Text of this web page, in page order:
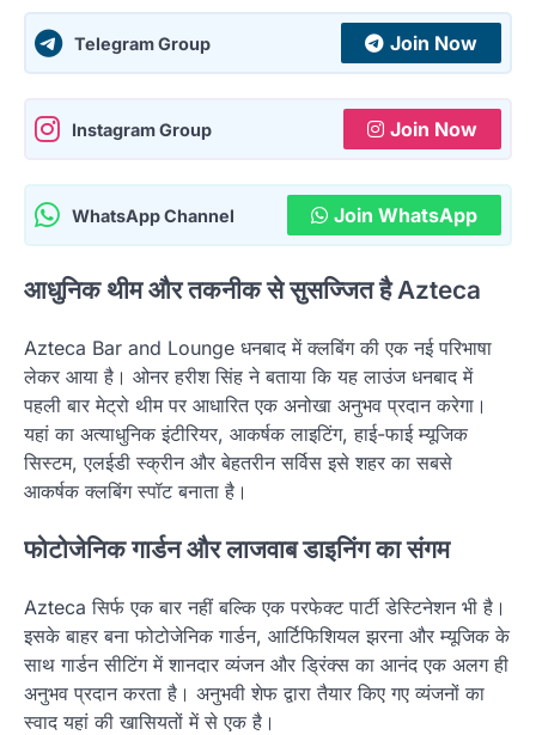
Telegram Group Join Now
Instagram Group Join Now
WhatsApp Channel Join WhatsApp
आधुनिक थीम और तकनीक से सुसज्जित है Azteca
Azteca Bar and Lounge धनबाद में क्लबिंग की एक नई परिभाषा
लेकर आया है। ओनर हरीश सिंह ने बताया कि यह लाउंज धनबाद में
पहली बार मेट्रो थीम पर आधारित एक अनोखा अनुभव प्रदान करेगा।
यहां का अत्याधुनिक इंटीरियर, आकर्षक लाइटिंग, हाई-फाई म्यूजिक
सिस्टम, एलईडी स्क्रीन और बेहतरीन सर्विस इसे शहर का सबसे
आकर्षक क्लबिंग स्पॉट बनाता है।
फोटोजेनिक गार्डन और लाजवाब डाइनिंग का संगम
Azteca सिर्फ एक बार नहीं बल्कि एक परफेक्ट पार्टी डेस्टिनेशन भी है।
इसके बाहर बना फोटोजेनिक गार्डन, आर्टिफिशियल झरना और म्यूजिक के
साथ गार्डन सीटिंग में शानदार व्यंजन और ड्रिंक्स का आनंद एक अलग ही
अनुभव प्रदान करता है। अनुभवी शेफ द्वारा तैयार किए गए व्यंजनों का
स्वाद यहां की खासियतों में से एक है।